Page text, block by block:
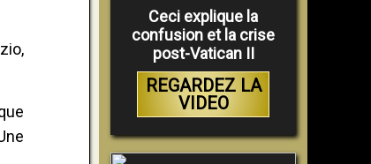
Ceci explique la
confusion et la crise
post-Vatican II
REGARDEZ LA
VIDEO